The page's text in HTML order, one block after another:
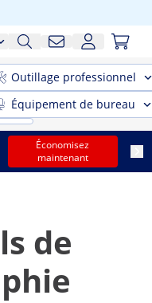
Outillage professionnel
Équipement de bureau
Économisez
maintenant
de